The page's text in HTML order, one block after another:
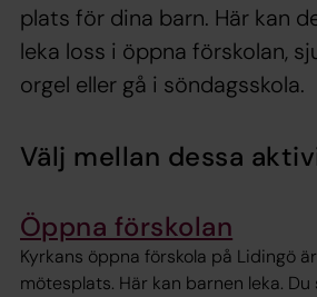
plats för dina barn. Här kan
leka loss i öppna förskolan,
orgel eller gå i söndagsskola.
Välj mellan dessa
Öppna förskolan
Kyrkans öppna förskola på Lidingö
mötesplats. Här kan barnen leka.